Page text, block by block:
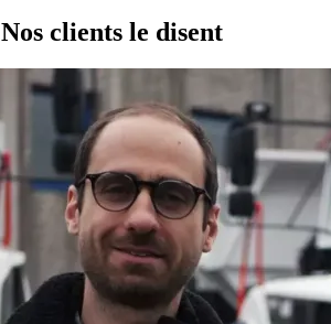
Nos clients le disent